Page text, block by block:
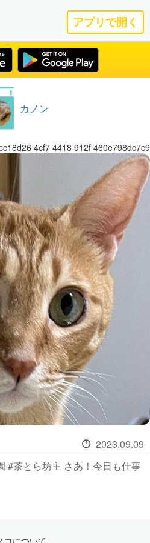
アプリで開く
カノン
2023.09.09
#茶とら坊主 さあ！今日も仕事